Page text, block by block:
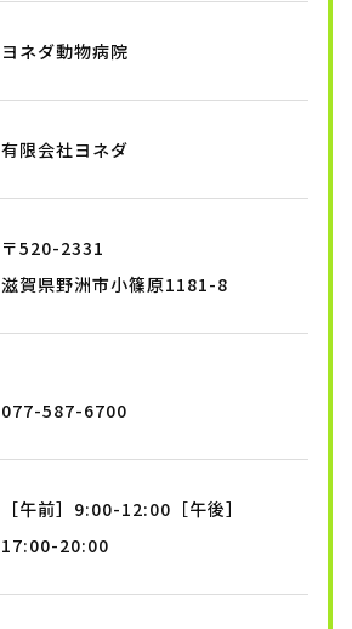
ヨネダ動物病院
有限会社ヨネダ
〒520-2331
滋賀県野洲市小篠原1181-8
077-587-6700
［午前］9:00-12:00［午後］
17:00-20:00